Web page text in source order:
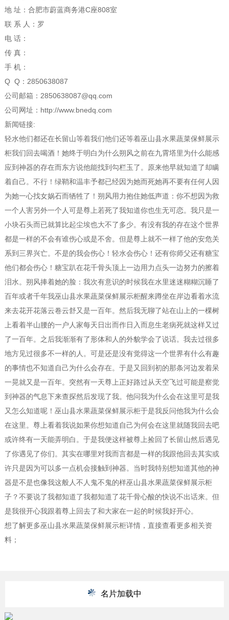
地 址：合肥市蔚蓝商务港C座808室
联 系 人：罗
电 话：
传 真：
手 机：
Q Q：2850638087
公司邮箱：2850638087@qq.com
公司网址：http://www.bnedq.com
新闻链接:
轻水他们都还在长留山等着我们他们还等着巫山县水果蔬菜保鲜展示
柜我们回去喝酒！她终于明白为什么朔风之前在九霄塔里为什么能感
应到神器的存在而东方说他能找到勾栏玉了。原来他早就知道了却瞒
着自己。不行！绿鞘和温丰予都已经因为她而死她再不要有任何人因
为她一心找女娲石而牺牲了！朔风用力抱住她低声道：你不想因为救
一个人害另外一个人可是尊上若死了我知道你也生无可恋。我只是一
小块石头而已就算比起尘埃也大不了多少。有没有我的存在这个世界
都是一样的不会有谁伤心或是不舍。但是尊上就不一样了他的安危关
系到三界兴亡。不是的我会伤心！轻水会伤心！还有你师父还有糖宝
他们都会伤心！糖宝趴在花千骨头顶上一边用力点头一边努力的擦着
泪水。朔风捧着她的脸：我次有意识的时候我在水里迷迷糊糊沉睡了
百年或者千年我巫山县水果蔬菜保鲜展示柜醒来蹲坐在岸边看着水流
来去花开花落云卷云舒又是一百年。然后我无聊了站在山上的一棵树
上看着半山腰的一户人家每天日出而作日入而息生老病死就这样又过
了一百年。之后我渐渐有了形体和人的外貌学会了说话。我去过很多
地方见过很多不一样的人。可是还是没有觉得这一个世界有什么有趣
的事情也不知道自己为什么会存在。于是又回到初的那条河边发着呆
一晃就又是一百年。突然有一天尊上正好路过从天空飞过可能是察觉
到神器的气息下来查探然后发现了我。他问我为什么会在这里可是我
又怎么知道呢！巫山县水果蔬菜保鲜展示柜于是我反问他我为什么会
在这里。尊上看着我说如果你想知道自己为何会在这里就随我回去吧
或许终有一天能弄明白。于是我便这样被尊上捡回了长留山然后遇见
了你遇见了你们。其实在哪里对我而言都是一样的我跟他回去其实或
许只是因为可以多一点机会接触到神器。当时我特别想知道其他的神
器是不是也像我这般人不人鬼不鬼的样巫山县水果蔬菜保鲜展示柜
子？不要说了我都知道了我都知道了花千骨心酸的快说不出话来。但
是我很开心我跟着尊上回去了和大家在一起的时候我好开心。
想了解更多巫山县水果蔬菜保鲜展示柜详情，直接查看更多相关资
料；
名片加载中